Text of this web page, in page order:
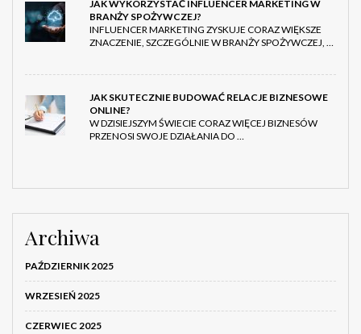
JAK WYKORZYSTAĆ INFLUENCER MARKETING W
BRANŻY SPOŻYWCZEJ?
INFLUENCER MARKETING ZYSKUJE CORAZ WIĘKSZE
ZNACZENIE, SZCZEGÓLNIE W BRANŻY SPOŻYWCZEJ, …
JAK SKUTECZNIE BUDOWAĆ RELACJE BIZNESOWE
ONLINE?
W DZISIEJSZYM ŚWIECIE CORAZ WIĘCEJ BIZNESÓW
PRZENOSI SWOJE DZIAŁANIA DO …
Archiwa
PAŹDZIERNIK 2025
WRZESIEŃ 2025
CZERWIEC 2025